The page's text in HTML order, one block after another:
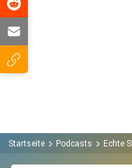
Startseite Podcasts Echte